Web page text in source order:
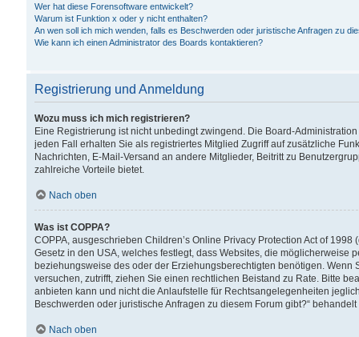
Wer hat diese Forensoftware entwickelt?
Warum ist Funktion x oder y nicht enthalten?
An wen soll ich mich wenden, falls es Beschwerden oder juristische Anfragen zu
Wie kann ich einen Administrator des Boards kontaktieren?
Registrierung und Anmeldung
Wozu muss ich mich registrieren?
Eine Registrierung ist nicht unbedingt zwingend. Die Board-
jeden Fall erhalten Sie als registriertes Mitglied Zugriff auf zusätzliche
Nachrichten, E-Mail-Versand an andere Mitglieder, Beitritt zu
zahlreiche Vorteile bietet.
Nach oben
Was ist COPPA?
COPPA, ausgeschrieben Children’s Online Privacy Protection Act of
Gesetz in den USA, welches festlegt, dass Websites, die
beziehungsweise des oder der Erziehungsberechtigten benötigen.
versuchen, zutrifft, ziehen Sie einen rechtlichen Beistand zu Rate. Bitte
anbieten kann und nicht die Anlaufstelle für Rechtsangelegenheiten
Beschwerden oder juristische Anfragen zu diesem Forum gibt?“
Nach oben